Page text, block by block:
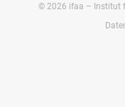
© 2026 ifaa – Institut